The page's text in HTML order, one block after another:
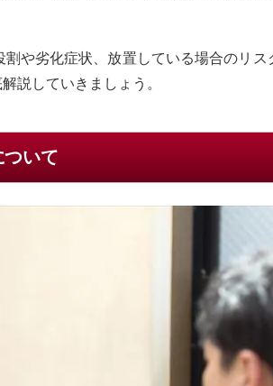
や劣化症状、放置している場合のリス
説していきましょう。
いて